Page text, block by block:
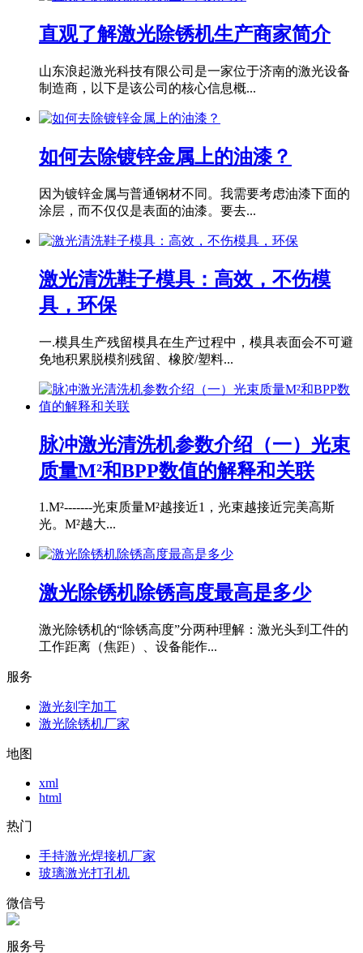
直观了解激光除锈机生产商家简介
山东浪起激光科技有限公司是一家位于济南的激光设备
制造商，以下是该公司的核心信息概...
如何去除镀锌金属上的油漆？
因为镀锌金属与普通钢材不同。我需要考虑油漆下面的
涂层，而不仅仅是表面的油漆。要去...
激光清洗鞋子模具：高效，不伤模
具，环保
一.模具生产残留模具在生产过程中，模具表面会不可避
免地积累脱模剂残留、橡胶/塑料...
脉冲激光清洗机参数介绍（一）光束
质量M²和BPP数值的解释和关联
1.M²-------光束质量M²越接近1，光束越接近完美高斯
光。M²越大...
激光除锈机除锈高度最高是多少
激光除锈机的“除锈高度”分两种理解：激光头到工件的
工作距离（焦距）、设备能作...
服务
激光刻字加工
激光除锈机厂家
地图
xml
html
热门
手持激光焊接机厂家
玻璃激光打孔机
微信号
服务号